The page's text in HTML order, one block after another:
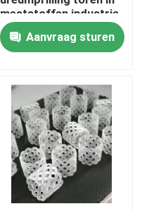
meststoffen industrie
Aanvraag sturen